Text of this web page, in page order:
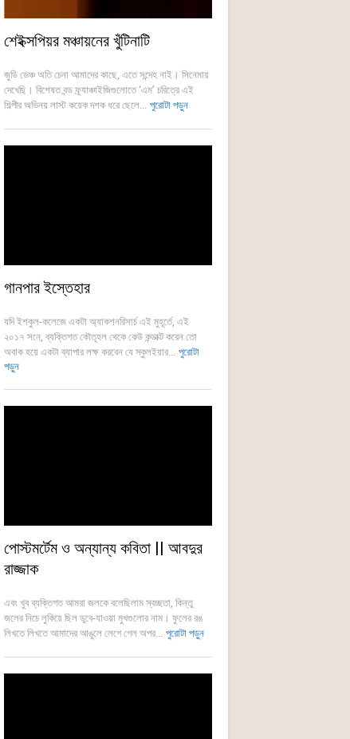
শেইক্সপিয়র মঞ্চায়নের খুঁটিনাটি
জুডি ডেঞ্চ অতি চেনা আমাদের কাছে, এতে সন্দেহ নাই। সিনেমায়
দেখেছি। বিশেষত বন্ড ফ্র্যাঞ্চাইজিগুলোতে ‘এম’ চরিত্রে এই
শিল্পীর অভিনয় লাস্ট কয়েক দশক ধরে ছেলে... পুরোটা পড়ুন
গানপার ইস্তেহার
যদি ইশকুল-কলেজে একটা অ্যাকশনরিসার্চ এই মুহূর্তে, এই
২০১৭ সনে, ব্যক্তিগত কৌতূহল থেকে কেউ কন্ডাক্ট করেন তো
অবাক হয়ে একটা ব্যাপার লক্ষ করবেন যে স্কুলইয়ার... পুরোটা
পড়ুন
পোস্টমর্টেম ও অন্যান্য কবিতা || আবদুর
রাজ্জাক
এবং খুব ব্যক্তিগত আমরা জলকে বলেছিলাম স্বচ্ছতা, কিন্তু
জলের নিচে লুকিয়ে ছিল ডুবে-যাওয়া মুখগুলোর নাম। ফুলের রঙ
লিখতে লিখতে আমাদের আঙুলে লেগে গেল অপর... পুরোটা পড়ুন